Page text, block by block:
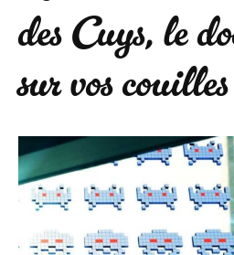
des Cuys, le
sur vos couilles